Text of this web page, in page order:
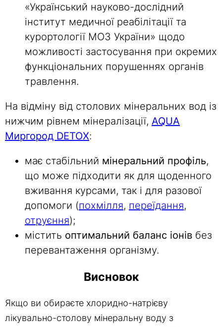
«Український науково-дослідний
інститут медичної реабілітації та
курортології МОЗ України» щодо
можливості застосування при окремих
функціональних порушеннях органів
травлення.
На відміну від столових мінеральних вод із
нижчим рівнем мінералізації, AQUA
Миргород DETOX:
має стабільний мінеральний профіль,
що може підходити як для щоденного
вживання курсами, так і для разової
допомоги (похмілля, переїдання,
отруєння);
містить оптимальний баланс іонів без
перевантаження організму.
Висновок
Якщо ви обираєте хлоридно-натрієву
лікувально-столову мінеральну воду з